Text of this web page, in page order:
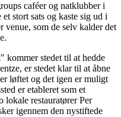
caféer og natklubber i
stort sats og kaste sig ud i
venue, som de selv kalder det
kommer stedet til at hedde
er stedet klar til at åbne
løftet og det igen er muligt
er etableret som et
lokale restauratører Per
igennem den nystiftede